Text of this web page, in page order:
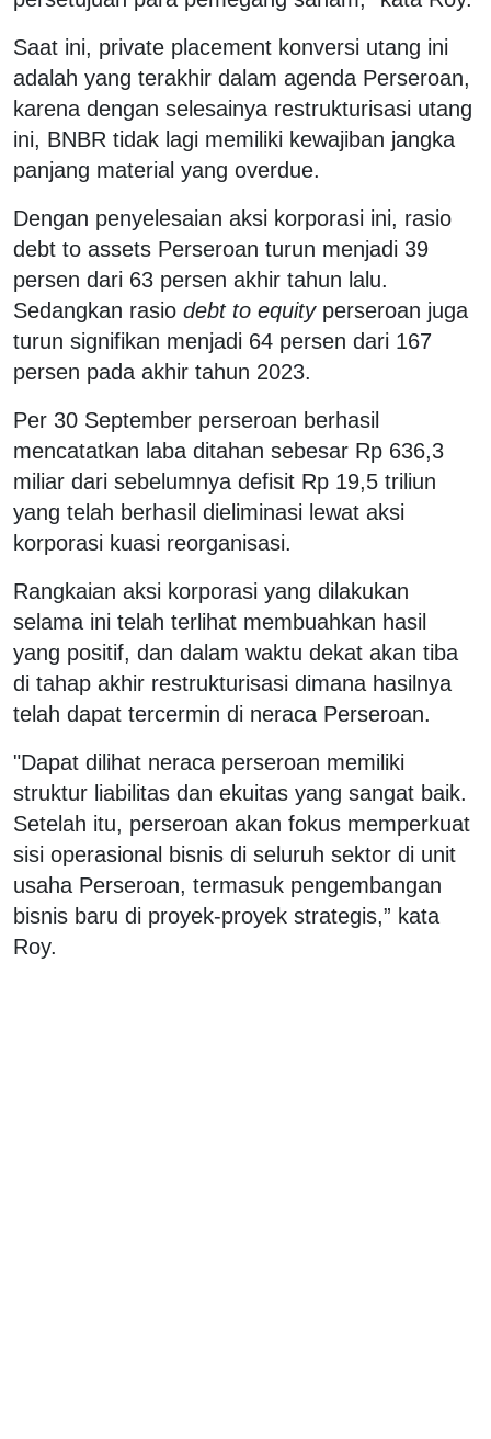
Saat ini, private placement konversi utang ini
adalah yang terakhir dalam agenda Perseroan,
karena dengan selesainya restrukturisasi utang
ini, BNBR tidak lagi memiliki kewajiban jangka
panjang material yang overdue.
Dengan penyelesaian aksi korporasi ini, rasio
debt to assets Perseroan turun menjadi 39
persen dari 63 persen akhir tahun lalu.
Sedangkan rasio debt to equityperseroan juga
turun signifikan menjadi 64 persen dari 167
persen pada akhir tahun 2023.
Per 30 September perseroan berhasil
mencatatkan laba ditahan sebesar Rp 636,3
miliar dari sebelumnya defisit Rp 19,5 triliun
yang telah berhasil dieliminasi lewat aksi
korporasi kuasi reorganisasi.
Rangkaian aksi korporasi yang dilakukan
selama ini telah terlihat membuahkan hasil
yang positif, dan dalam waktu dekat akan tiba
di tahap akhir restrukturisasi dimana hasilnya
telah dapat tercermin di neraca Perseroan.
"Dapat dilihat neraca perseroan memiliki
struktur liabilitas dan ekuitas yang sangat baik.
Setelah itu, perseroan akan fokus memperkuat
sisi operasional bisnis di seluruh sektor di unit
usaha Perseroan, termasuk pengembangan
bisnis baru di proyek-proyek strategis,” kata
Roy.